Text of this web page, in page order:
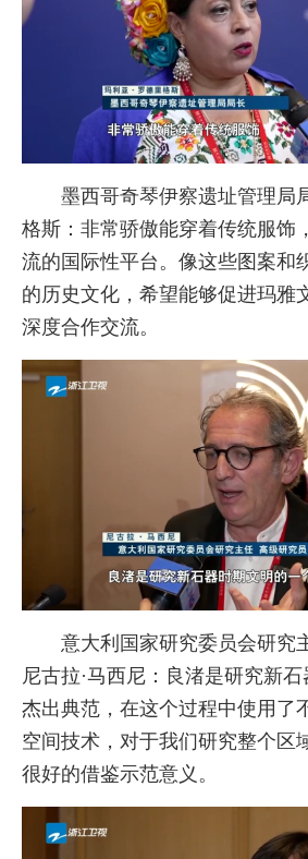
墨西哥奇琴伊察遗址管理局
格斯：非常骄傲能穿着传统服饰
流的国际性平台。像这些图案和
的历史文化，希望能够促进玛雅
深度合作交流。
意大利国家研究委员会研究
尼古拉·马西尼：良渚是研究新
杰出典范，在这个过程中使用了
空间技术，对于我们研究整个区
很好的借鉴示范意义。